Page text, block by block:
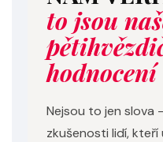
to jsou
hodnocení
Nejsou to jen slova
zkušenosti lidí, kteří